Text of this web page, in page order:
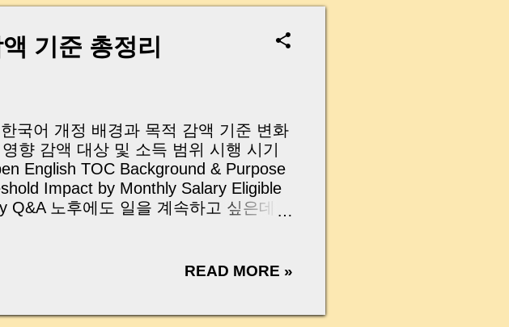
, 사실은 ‘구조’를 몰라서 생기는 걱정입
리겠습니다. 이 글 하나만 제대로 이해
this? “Closing day…...
기준 총정리
국어 개정 배경과 목적 감액 기준 변화
향 감액 대상 및 소득 범위 시행 시기
English TOC Background & Purpose
Impact by Monthly Salary Eligible
노후에도 일을 계속하고 싶은데
2025년 11월 27일, 국민연금법 개정안
READ MORE »